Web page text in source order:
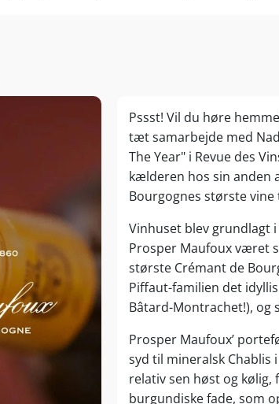
Pssst! Vil du høre
tæt samarbejde med
The Year" i Revue des
kælderen hos sin anden
Bourgognes største
Vinhuset blev grundlagt
Prosper Maufoux været
største Crémant de
Piffaut-familien det
Bâtard-Montrachet!), og
Prosper Maufoux’
syd til mineralsk
relativ sen høst og
burgundiske fade, som